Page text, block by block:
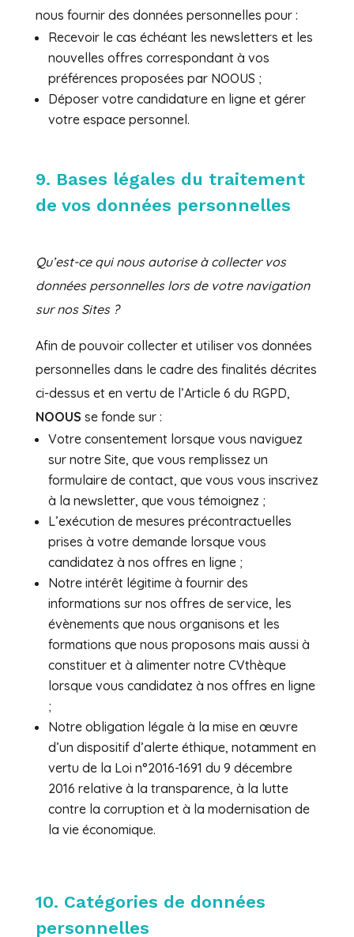
nous fournir des données personnelles pour :
Recevoir le cas échéant les newsletters et les
nouvelles offres correspondant à vos
préférences proposées par NOOUS ;
Déposer votre candidature en ligne et gérer
votre espace personnel.
9. Bases légales du traitement
de vos données personnelles
Qu’est-ce qui nous autorise à collecter vos
données personnelles lors de votre navigation
sur nos Sites ?
Afin de pouvoir collecter et utiliser vos données
personnelles dans le cadre des finalités décrites
ci-dessus et en vertu de l’Article 6 du RGPD,
NOOUS se fonde sur :
Votre consentement lorsque vous naviguez
sur notre Site, que vous remplissez un
formulaire de contact, que vous vous inscrivez
à la newsletter, que vous témoignez ;
L’exécution de mesures précontractuelles
prises à votre demande lorsque vous
candidatez à nos offres en ligne ;
Notre intérêt légitime à fournir des
informations sur nos offres de service, les
évènements que nous organisons et les
formations que nous proposons mais aussi à
constituer et à alimenter notre CVthèque
lorsque vous candidatez à nos offres en ligne
;
Notre obligation légale à la mise en œuvre
d’un dispositif d’alerte éthique, notamment en
vertu de la Loi n°2016-1691 du 9 décembre
2016 relative à la transparence, à la lutte
contre la corruption et à la modernisation de
la vie économique.
10. Catégories de données
personnelles